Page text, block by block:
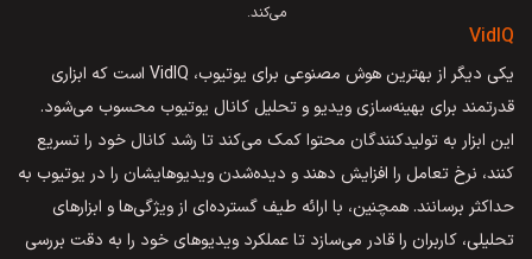
می‌کند.
VidIQ
یکی دیگر از بهترین هوش مصنوعی برای یوتیوب، VidIQ است که ابزاری
قدرتمند برای بهینه‌سازی ویدیو و تحلیل کانال یوتیوب محسوب می‌شود.
این ابزار به تولیدکنندگان محتوا کمک می‌کند تا رشد کانال خود را تسریع
کنند، نرخ تعامل را افزایش دهند و دیده‌شدن ویدیوهایشان را در یوتیوب به
حداکثر برسانند. همچنین، با ارائه طیف گسترده‌ای از ویژگی‌ها و ابزارهای
تحلیلی، کاربران را قادر می‌سازد تا عملکرد ویدیوهای خود را به دقت بررسی